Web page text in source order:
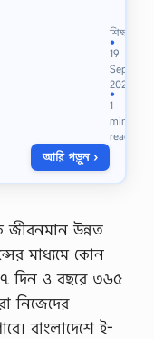
:
১
১
শ
/
h
s
c
2
ষ
শিক্ষা
●
19
Sep
2021
●
1
min
read
আরি পড়ুন ›
জীবনমান উন্নত
মাধ্যমে কোন
৭ দিন ও বছরে ৩৬৫
নিজেদের
বাংলাদেশে ই-